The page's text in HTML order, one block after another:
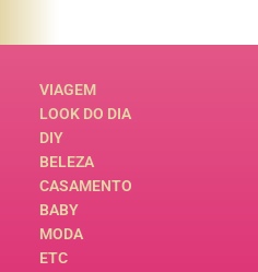
VIAGEM
LOOK DO DIA
DIY
BELEZA
CASAMENTO
BABY
MODA
ETC